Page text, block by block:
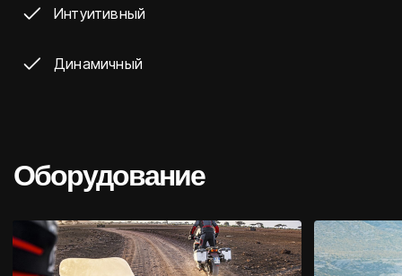
Интуитивный
Динамичный
Оборудование